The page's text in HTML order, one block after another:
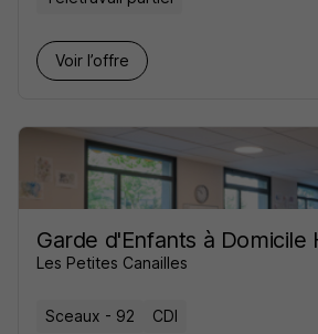
Voir l’offre
Garde d'Enfants à Domicile
Les Petites Canailles
Sceaux - 92 CDI